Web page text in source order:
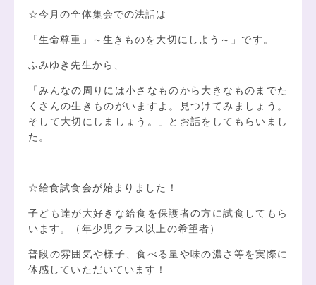
☆今月の全体集会での法話は
「生命尊重」～生きものを大切にしよう～」です。
ふみゆき先生から、
「みんなの周りには小さなものから大きなものまでた
くさんの生きものがいますよ。見つけてみましょう。
そして大切にしましょう。」とお話をしてもらいまし
た。
☆給食試食会が始まりました！
子ども達が大好きな給食を保護者の方に試食してもら
います。（年少児クラス以上の希望者）
普段の雰囲気や様子、食べる量や味の濃さ等を実際に
体感していただいています！